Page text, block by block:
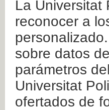
La Universitat
reconocer a
sobre datos
parámetros
Universitat
ofertados de